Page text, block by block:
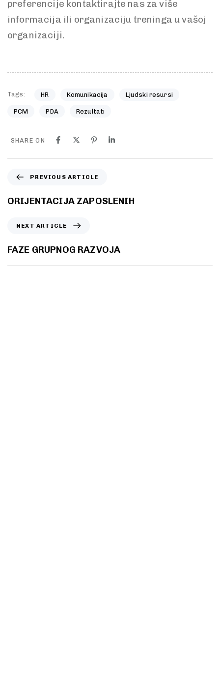
preferencije kontaktirajte nas za više
informacija ili organizaciju treninga u vašoj
organizaciji.
Tags: HR Komunikacija Ljudski resursi
PCM PDA Rezultati
SHARE ON
PREVIOUS ARTICLE
ORIJENTACIJA ZAPOSLENIH
NEXT ARTICLE
FAZE GRUPNOG RAZVOJA